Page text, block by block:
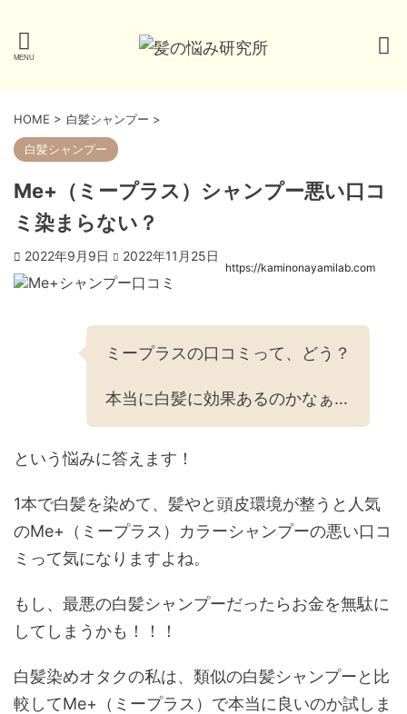
HOME > 白髪シャンプー >
白髪シャンプー
Me+（ミープラス）シャンプー悪い口コ
ミ染まらない？
2022年9月9日 2022年11月25日
https://kaminonayamilab.com
ミープラスの口コミって、どう？
本当に白髪に効果あるのかなぁ…
という悩みに答えます！
1本で白髪を染めて、髪やと頭皮環境が整うと人気
のMe+（ミープラス）カラーシャンプーの悪い口コ
ミって気になりますよね。
もし、最悪の白髪シャンプーだったらお金を無駄に
してしまうかも！！！
白髪染めオタクの私は、類似の白髪シャンプーと比
較してMe+（ミープラス）で本当に良いのか試しま